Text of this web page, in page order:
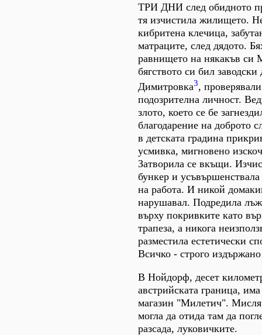
ТРИ ДНИ след обидното
тя изчистила жилището.
кибритена клечица,
матраците, след дядото.
равнището на някакъв си
бягството си бил
Димитровка3,
подозрителна личност.
злото, което се бе
благодарение на доброто
в детската градина
усмивка, мигновено
Затворила се вкъщи.
бункер и
на работа. И никой
нарушавал. Подредила
върху покривките като
трапеза, а никога
разместила естетически
Всичко - строго
В Нойдорф, десет
австрийската граница,
магазин "Милетич".
могла да отида там да
разсада, луковичките.